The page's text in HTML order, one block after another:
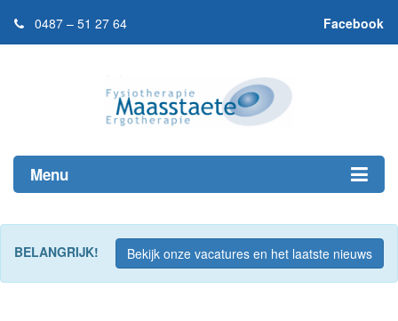
0487 – 51 27 64 Facebook
Menu
BELANGRIJK! Bekijk onze vacatures en het laatste nieuws